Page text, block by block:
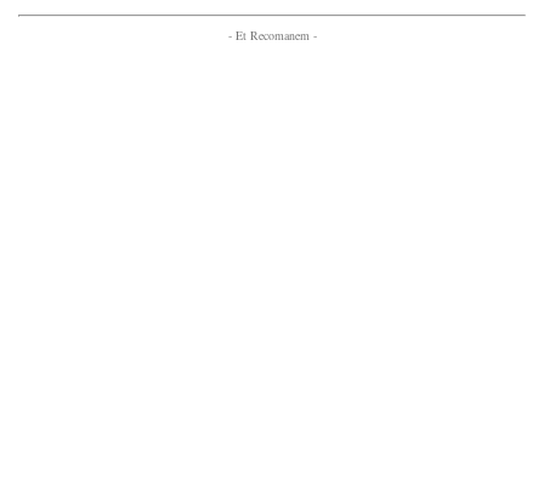
- Et Recomanem -